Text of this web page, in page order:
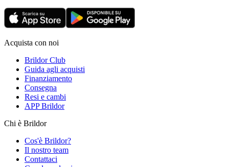
Acquista con noi
Brildor Club
Guida agli acquisti
Finanziamento
Consegna
Resi e cambi
APP Brildor
Chi è Brildor
Cos'è Brildor?
Il nostro team
Contattaci